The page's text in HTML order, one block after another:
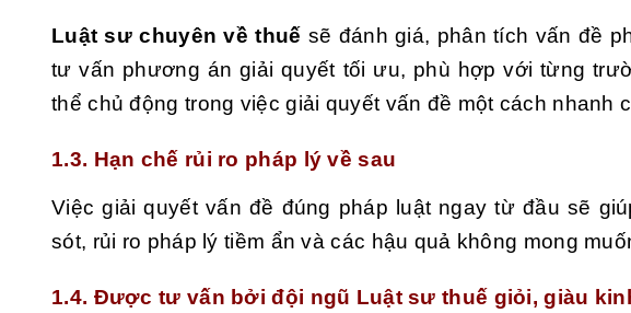
Luật sư chuyên về thuế sẽ đánh giá, phân tích vấn đề
tư vấn phương án giải quyết tối ưu, phù hợp với từng
thể chủ động trong việc giải quyết vấn đề một cách nhanh
1.3. Hạn chế rủi ro pháp lý về sau
Việc giải quyết vấn đề đúng pháp luật ngay từ đầu sẽ
sót, rủi ro pháp lý tiềm ẩn và các hậu quả không mong
1.4. Được tư vấn bởi đội ngũ Luật sư thuế giỏi, giàu